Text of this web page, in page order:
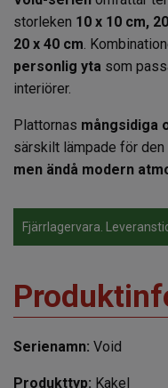
storleken 10 x 10 cm,
20 x 40 cm.
personlig yta som
interiörer.
Plattornas mångsidiga
särskilt lämpade för
men ändå modern
Fjärrlagervara.
Serienamn: Void
Produkttyp: Kakel